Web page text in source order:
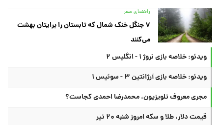
راهنمای سفر
۷ جنگل خنک شمال که تابستان را برایتان بهشت
می‌کنند
ویدئو: خلاصه بازی نروژ ۱ - انگلیس ۲
ویدئو: خلاصه بازی آرژانتین ۳ - سوئیس ۱
مجری معروف تلویزیون، محمدرضا احمدی کجاست؟
قیمت دلار، طلا و سکه امروز شنبه ۲۰ تیر